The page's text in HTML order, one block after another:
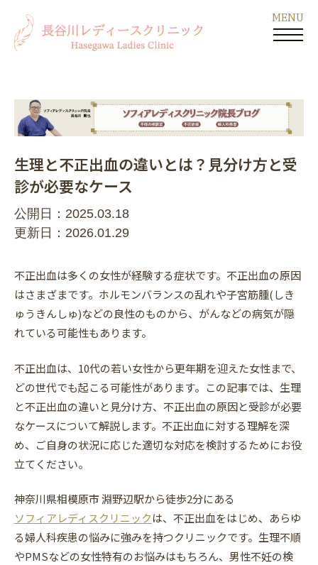
生理と不正出血の違いとは？見分け方と受
診が必要なケース
公開日：2025.03.18
更新日：2026.01.29
不正出血は多くの女性が経験する症状です。不正出血の原因
はさまざまです。ホルモンバランスの乱れや子宮筋腫(しき
ゅうきんしゅ)などの良性のものから、がんなどの病気が隠
れている可能性もあります。
不正出血は、10代の若い女性から更年期を迎えた女性まで、
どの世代でも起こる可能性があります。この記事では、生理
と不正出血の違いと見分け方、不正出血の原因と受診が必要
なケースについて解説します。不正出血に対する理解を深
め、ご自身の状況に応じた適切な対応を検討するためにお役
立てください。
神奈川県相模原市 淵野辺駅から徒歩2分にある
ソフィアレディスクリニックは、不正出血をはじめ、あらゆ
る婦人科疾患の悩みに強みを持つクリニックです。生理不順
やPMSなどの女性特有のお悩みはもちろん、男性不妊の検